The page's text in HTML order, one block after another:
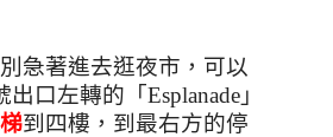
急著進去逛夜市，可以
出口左轉的「Esplanade 」
到四樓，到最右方的停